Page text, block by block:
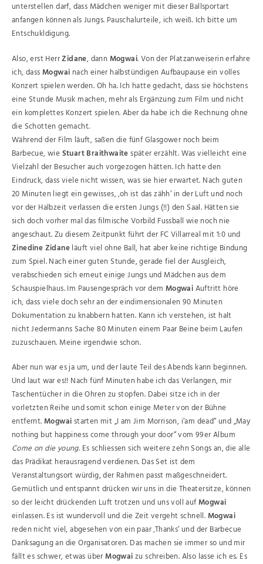
unterstellen darf, dass Mädchen weniger mit dieser Ballsportart
anfangen können als Jungs. Pauschalurteile, ich weiß. Ich bitte um
Entschukldigung.
Also, erst HerrZidane, dannMogwai. Von der Platzanweiserin erfahre
ich, dassMogwai nach einer halbstündigen Aufbaupause ein volles
Konzert spielen werden. Oh ha. Ich hatte gedacht, dass sie höchstens
eine Stunde Musik machen, mehr als Ergänzung zum Film und nicht
ein komplettes Konzert spielen. Aber da habe ich die Rechnung ohne
die Schotten gemacht.
Während der Film läuft, saßen die fünf Glasgower noch beim
Barbecue, wieStuart Braithwaitespäter erzählt. Was vielleicht eine
Vielzahl der Besucher auch vorgezogen hätten. Ich hatte den
Eindruck, dass viele nicht wissen, was sie hier erwartet. Nach guten
20 Minuten liegt ein gewisses, ‚oh ist das zähh‘ in der Luft und noch
vor der Halbzeit verlassen die ersten Jungs (!!) den Saal. Hätten sie
sich doch vorher mal das filmische Vorbild Fussball wie noch nie
angeschaut. Zu diesem Zeitpunkt führt der FC Villarreal mit 1:0 und
Zinedine Zidaneläuft viel ohne Ball, hat aber keine richtige Bindung
zum Spiel. Nach einer guten Stunde, gerade fiel der Ausgleich,
verabschieden sich erneut einige Jungs und Mädchen aus dem
Schauspielhaus. Im Pausengespräch vor dem MogwaiAuftritt höre
ich, dass viele doch sehr an der eindimensionalen 90 Minuten
Dokumentation zu knabbern hatten. Kann ich verstehen, ist halt
nicht Jedermanns Sache 80 Minuten einem Paar Beine beim Laufen
zuzuschauen. Meine irgendwie schon.
Aber nun war es ja um, und der laute Teil des Abends kann beginnen.
Und laut war es!! Nach fünf Minuten habe ich das Verlangen, mir
Taschentücher in die Ohren zu stopfen. Dabei sitze ich in der
vorletzten Reihe und somit schon einige Meter von der Bühne
entfernt.Mogwaistarten mit „I am Jim Morrison, i‘am dead“ und „May
nothing but happiness come through your door“ vom 99er Album
Come on die young. Es schliessen sich weitere zehn Songs an, die alle
das Prädikat herausragend verdienen. Das Set ist dem
Veranstaltungsort würdig, der Rahmen passt maßgeschneidert.
Gemütlich und entspannt drücken wir uns in die Theatersitze, können
so der leicht drückenden Luft trotzen und uns voll aufMogwai
einlassen. Es ist wundervoll und die Zeit vergeht schnell.Mogwai
reden nicht viel, abgesehen von ein paar ‚Thanks‘ und der Barbecue
Danksagung an die Organisatoren. Das machen sie immer so und mir
fällt es schwer, etwas überMogwaizu schreiben. Also lasse ich es. Es